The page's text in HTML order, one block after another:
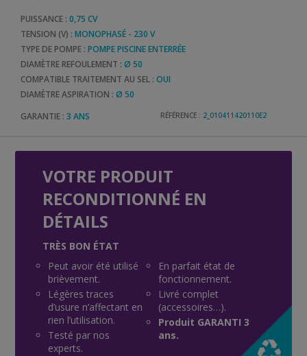
PUISSANCE : 0,75 CV
TENSION (V) : MONOPHASÉ - 230 V
TYPE DE POMPE : POMPE PISCINE ENTERRÉE
DIAMÈTRE REFOULEMENT : Ø 50
COMPATIBLE TRAITEMENT AU SEL : OUI
DIAMÈTRE ASPIRATION : Ø 50
GARANTIE : 3 ANS RÉFÉRENCE : 2_010411420110E2
VOTRE PRODUIT
RECONDITIONNÉ EN
DÉTAILS
TRÈS BON ÉTAT
Peut avoir été utilisé
brièvement.
Légères traces
d’usure n’affectant en
rien l’utilisation.
Testé par nos
experts.
En parfait état de
fonctionnement.
Livré complet
(accessoires…).
Produit GARANTI 3
ans.